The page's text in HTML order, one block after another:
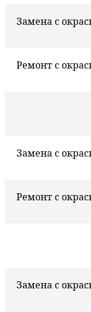
Замена с
Ремонт с
Замена с
Ремонт с
Замена с